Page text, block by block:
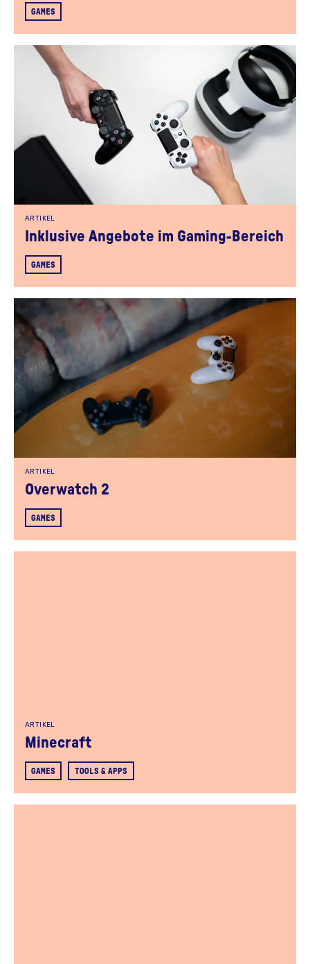
GAMES
ARTIKEL
Inklusive Angebote im Gaming-Bereich
GAMES
ARTIKEL
Overwatch 2
GAMES
ARTIKEL
Minecraft
GAMES TOOLS & APPS